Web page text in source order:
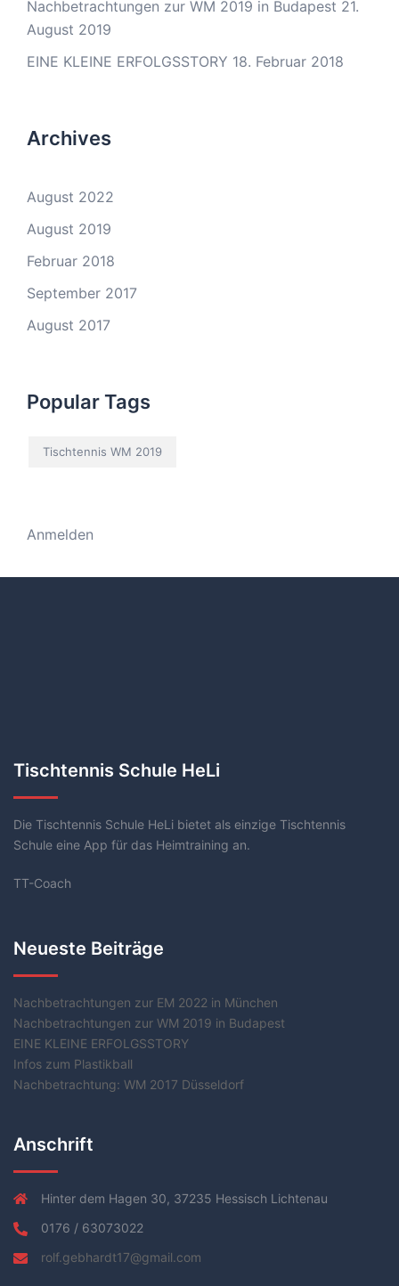
Nachbetrachtungen zur WM 2019 in Budapest 21.
August 2019
EINE KLEINE ERFOLGSSTORY 18. Februar 2018
Archives
August 2022
August 2019
Februar 2018
September 2017
August 2017
Popular Tags
Tischtennis WM 2019
Anmelden
Tischtennis Schule HeLi
Die Tischtennis Schule HeLi bietet als einzige Tischtennis
Schule eine App für das Heimtraining an.
TT-Coach
Neueste Beiträge
Nachbetrachtungen zur EM 2022 in München
Nachbetrachtungen zur WM 2019 in Budapest
EINE KLEINE ERFOLGSSTORY
Infos zum Plastikball
Nachbetrachtung: WM 2017 Düsseldorf
Anschrift
Hinter dem Hagen 30, 37235 Hessisch Lichtenau
0176 / 63073022
rolf.gebhardt17@gmail.com